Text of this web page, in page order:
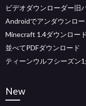
ビデオダウンローダー旧
Androidでアンダウンロ
Minecraft 1.4ダウンロード
並べてPDFダウンロード
ティーンウルフシーズン
New